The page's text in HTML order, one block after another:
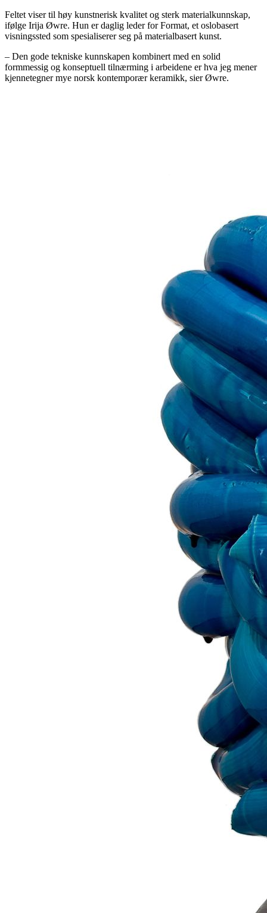
Feltet viser til høy kunstnerisk kvalitet og sterk materialkunnskap,
ifølge Irija Øwre. Hun er daglig leder for Format, et oslobasert
visningssted som spesialiserer seg på materialbasert kunst.
– Den gode tekniske kunnskapen kombinert med en solid
formmessig og konseptuell tilnærming i arbeidene er hva jeg mener
kjennetegner mye norsk kontemporær keramikk, sier Øwre.